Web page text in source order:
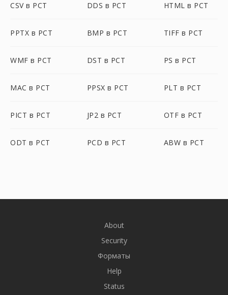
CSV в PCT DDS в PCT HTML в PCT
PPTX в PCT BMP в PCT TIFF в PCT
WMF в PCT DST в PCT PS в PCT
MAC в PCT PPSX в PCT PLT в PCT
PICT в PCT JP2 в PCT OTF в PCT
ODT в PCT PCD в PCT ABW в PCT
About
Security
Форматы
Help
Status